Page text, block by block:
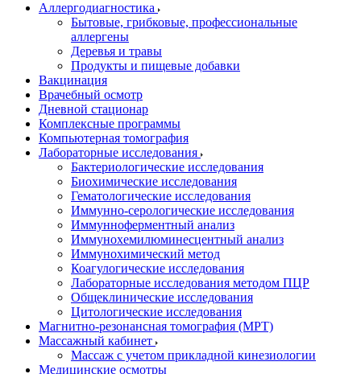
Аллергодиагностика
Бытовые, грибковые, профессиональные
аллергены
Деревья и травы
Продукты и пищевые добавки
Вакцинация
Врачебный осмотр
Дневной стационар
Комплексные программы
Компьютерная томография
Лабораторные исследования
Бактериологические исследования
Биохимические исследования
Гематологические исследования
Иммунно-серологические исследования
Иммунноферментный анализ
Иммунохемилюминесцентный анализ
Иммунохимический метод
Коагулогические исследования
Лабораторные исследования методом ПЦР
Общеклинические исследования
Цитологические исследования
Магнитно-резонансная томография (МРТ)
Массажный кабинет
Массаж с учетом прикладной кинезиологии
Медицинские осмотры